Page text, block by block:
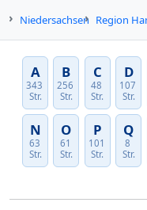
Niedersachsen
A
343
Str.
B
256
Str.
C
48
Str.
D
107
Str.
N
63
Str.
O
61
Str.
P
101
Str.
Q
8
Str.